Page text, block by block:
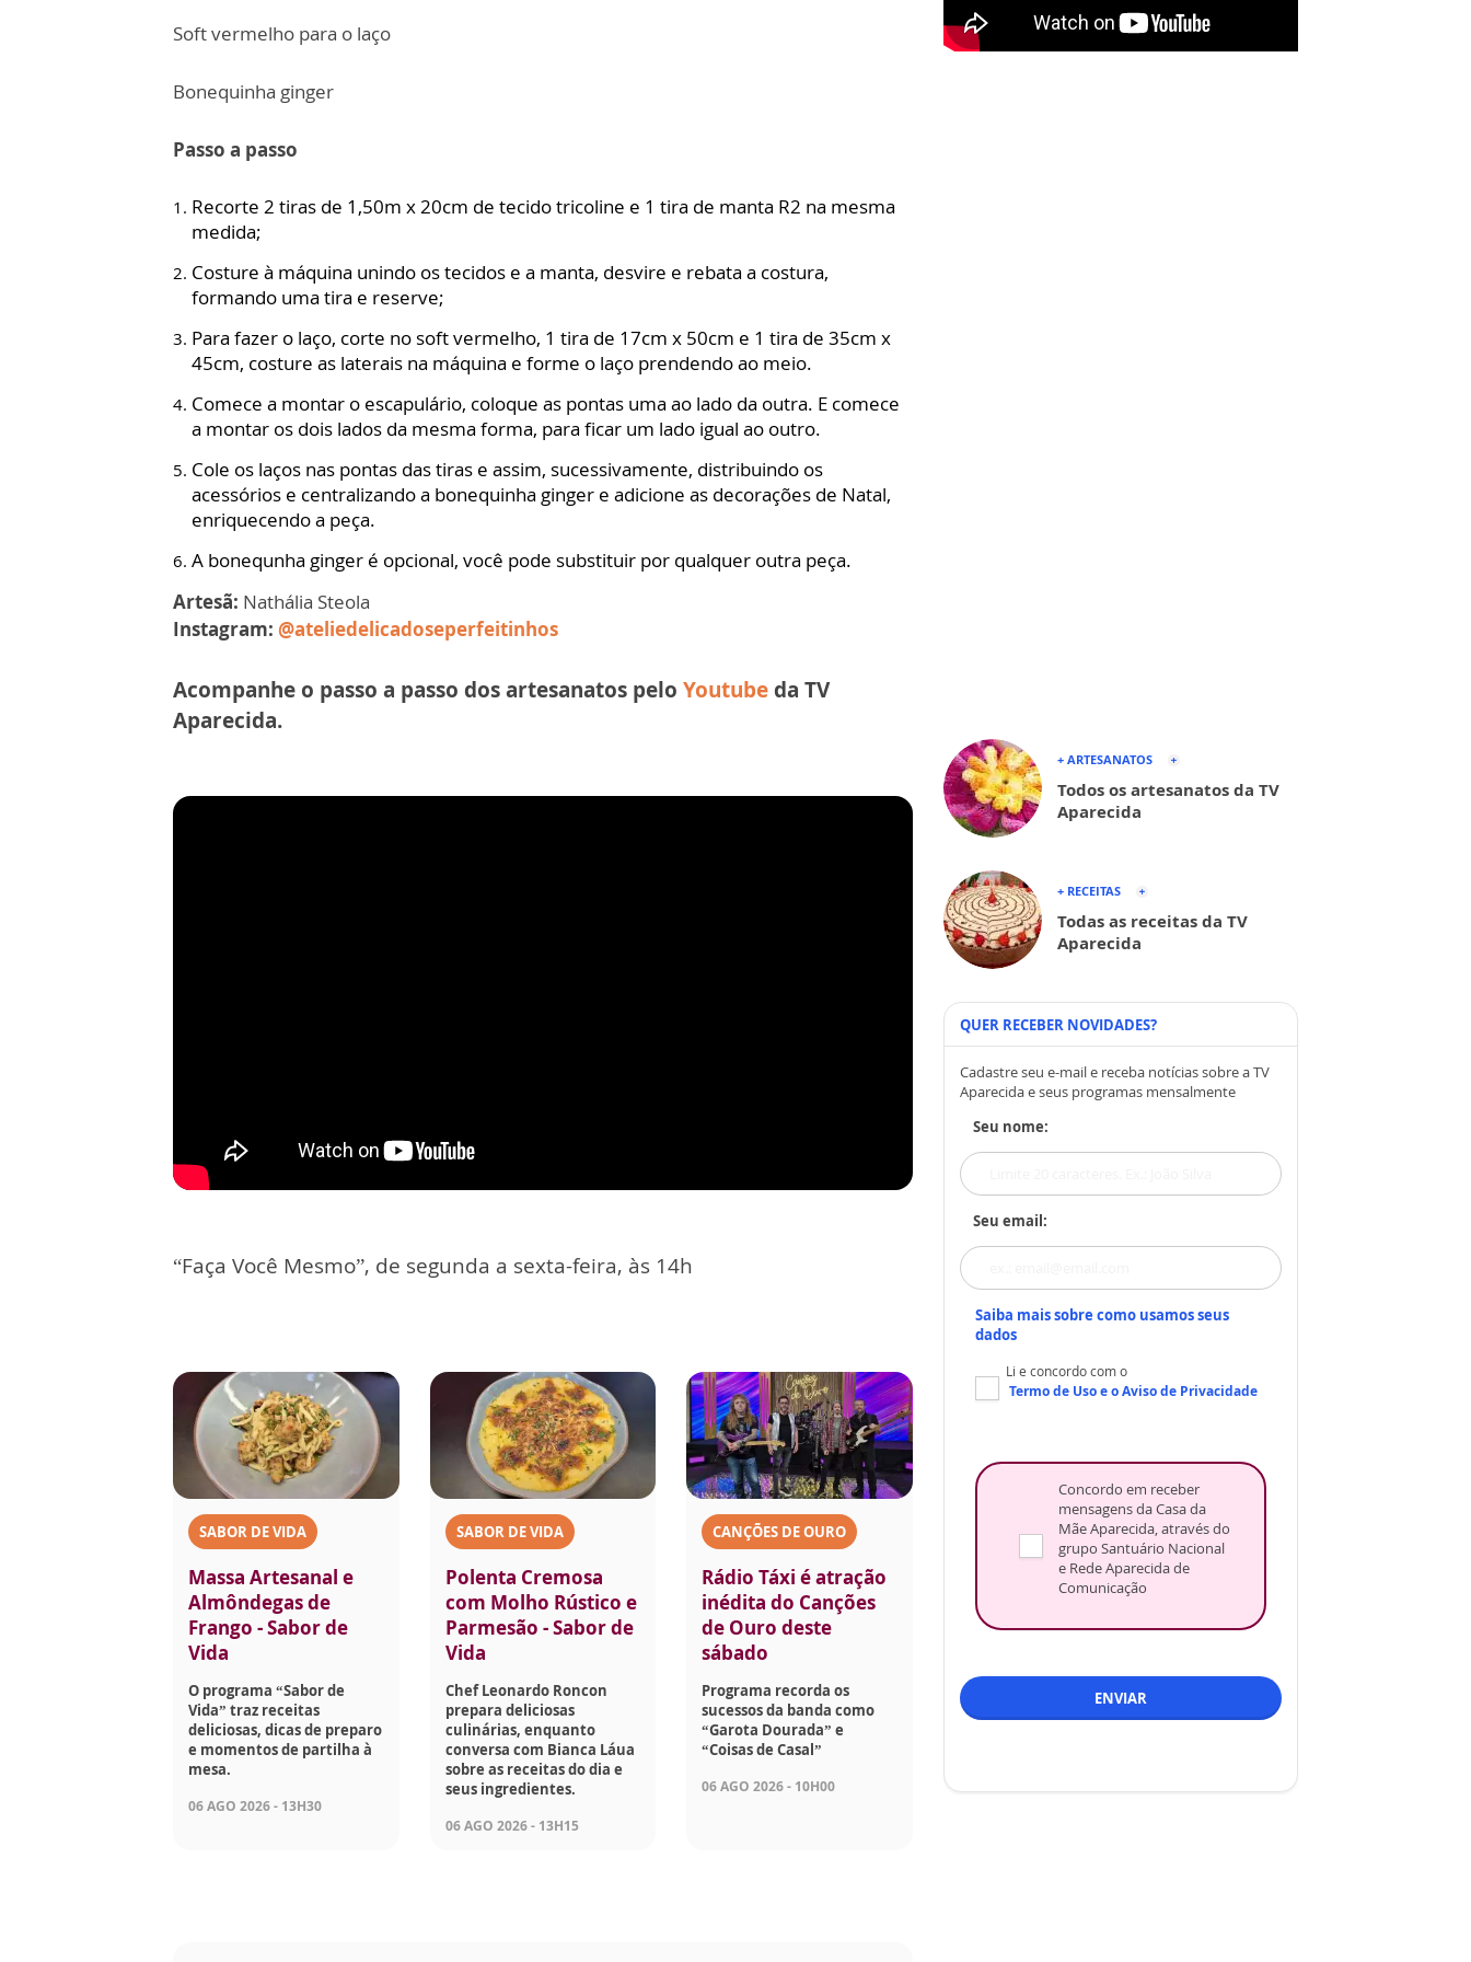
Soft vermelho para o laço
Bonequinha ginger
Passo a passo
Recorte 2 tiras de 1,50m x 20cm de tecido tricoline e 1 tira de manta R2 na mesma
medida;
Costure à máquina unindo os tecidos e a manta, desvire e rebata a costura,
formando uma tira e reserve;
Para fazer o laço, corte no soft vermelho, 1 tira de 17cm x 50cm e 1 tira de 35cm x
45cm, costure as laterais na máquina e forme o laço prendendo ao meio.
Comece a montar o escapulário, coloque as pontas uma ao lado da outra. E comece
a montar os dois lados da mesma forma, para ficar um lado igual ao outro.
Cole os laços nas pontas das tiras e assim, sucessivamente, distribuindo os
acessórios e centralizando a bonequinha ginger e adicione as decorações de Natal,
enriquecendo a peça.
A bonequnha ginger é opcional, você pode substituir por qualquer outra peça.
Artesã: Nathália Steola
Instagram: @ateliedelicadoseperfeitinhos
Acompanhe o passo a passo dos artesanatos pelo Youtubeda TV
Aparecida.
“Faça Você Mesmo”, de segunda a sexta-feira, às 14h
SABOR DE VIDA
Massa Artesanal e
Almôndegas de
Frango - Sabor de
Vida
O programa “Sabor de
Vida” traz receitas
deliciosas, dicas de preparo
e momentos de partilha à
mesa.
06 AGO 2026 - 13H30
SABOR DE VIDA
Polenta Cremosa
com Molho Rústico e
Parmesão - Sabor de
Vida
Chef Leonardo Roncon
prepara deliciosas
culinárias, enquanto
conversa com Bianca Láua
sobre as receitas do dia e
seus ingredientes.
06 AGO 2026 - 13H15
CANÇÕES DE OURO
Rádio Táxi é atração
inédita do Canções
de Ouro deste
sábado
Programa recorda os
sucessos da banda como
“Garota Dourada” e
“Coisas de Casal”
06 AGO 2026 - 10H00
+ ARTESANATOS
Todos os artesanatos da TV
Aparecida
+ RECEITAS
Todas as receitas da TV
Aparecida
QUER RECEBER NOVIDADES?
Cadastre seu e-mail e receba notícias sobre a TV
Aparecida e seus programas mensalmente
Seu nome:
Seu email:
Saiba mais sobre como usamos seus
dados
Li e concordo com o
Termo de Usoe oAviso de Privacidade
Concordo em receber
mensagens da Casa da
Mãe Aparecida, através do
grupo Santuário Nacional
e Rede Aparecida de
Comunicação
ENVIAR